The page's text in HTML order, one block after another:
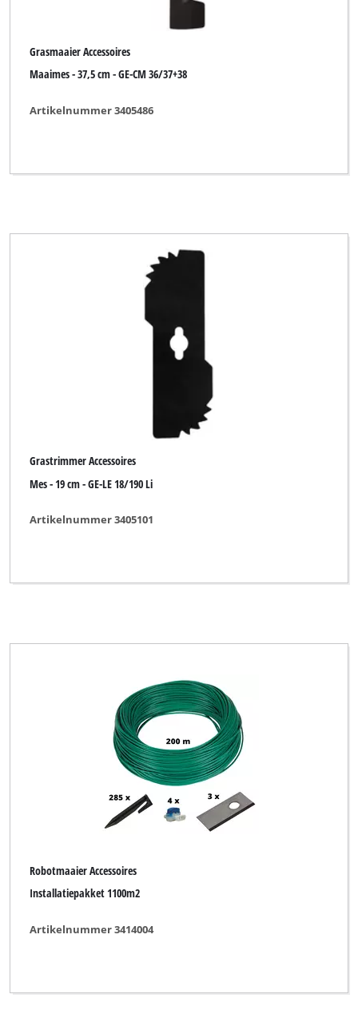
Grasmaaier Accessoires
Maaimes - 37,5 cm - GE-CM 36/37+38
Artikelnummer 3405486
Grastrimmer Accessoires
Mes - 19 cm - GE-LE 18/190 Li
Artikelnummer 3405101
Robotmaaier Accessoires
Installatiepakket 1100m2
Artikelnummer 3414004